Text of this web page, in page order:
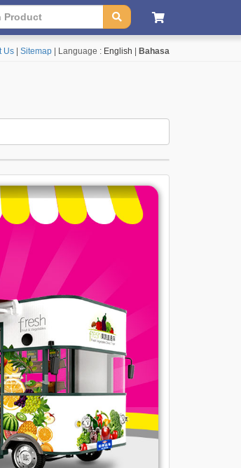
Us Sitemap | Language : English Bahasa